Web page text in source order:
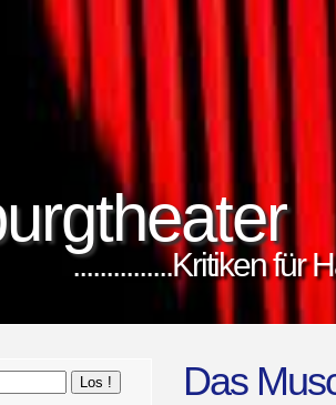
...............Kritiken für
Das